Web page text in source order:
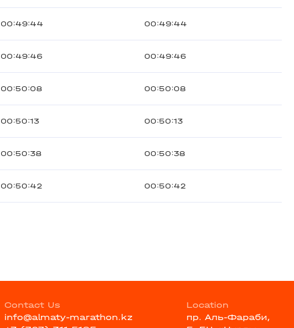
00:49:44 00:49:44
00:49:46 00:49:46
00:50:08 00:50:08
00:50:13 00:50:13
00:50:38 00:50:38
00:50:42 00:50:42
Contact Us
info@almaty-marathon.kz
Location
пр. Аль-Фараби,